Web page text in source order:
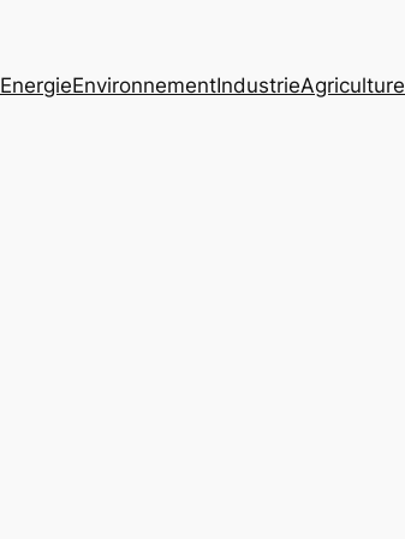
EnergieEnvironnementIndustrieAgriculture